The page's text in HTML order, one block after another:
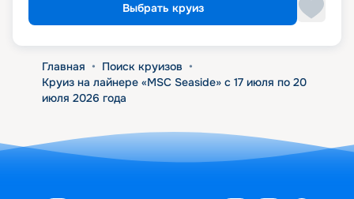
Выбрать круиз
Главная • Поиск круизов •
Круиз на лайнере «MSC Seaside» с 17 июля по 20
июля 2026 года